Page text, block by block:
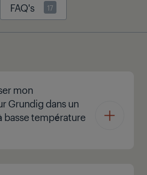
FAQ's 17
mon
Grundig dans un
basse température